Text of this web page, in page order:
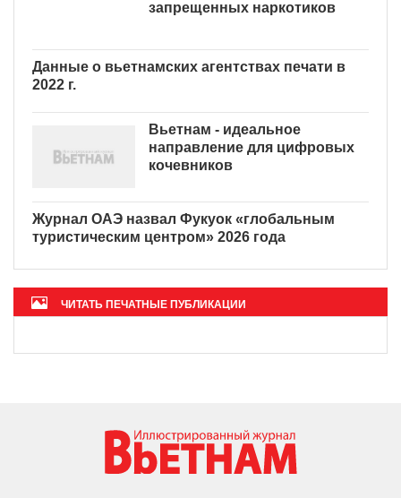
запрещенных наркотиков
Данные о вьетнамских
кочевников